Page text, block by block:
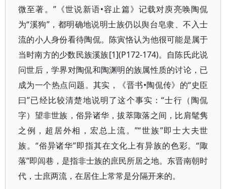
微至著。”《世说新语•容止篇》记载对庾亮唤陶侃
为“溪狗”，都明确地说明士族仍以舆台皂隶、不入士
流的小人身份看待陶侃。陈寅恪认为他很可能是属于
当时南方的少数民族溪族[1](P172-174)。自陈氏此说
问世后，学界对陶侃和陶渊明的族属性质的讨论，已
成为一个热点问题。其实，《晋书•陶侃传》的“史臣
曰”已经比较清楚地说明了这个事实：“士行（陶侃
字）望非世族，俗异诸华，拔萃陬落之间，比肩髦隽
之例，超居外相，宏总上流。”“世族”即士大夫世
族。“俗异诸华”即指其在文化上有异族的色彩。“陬
落”即闾巷，是指非士族的庶民所居之地。东晋南朝时
代，士庶两流，在居住上常常是分隔开来的。